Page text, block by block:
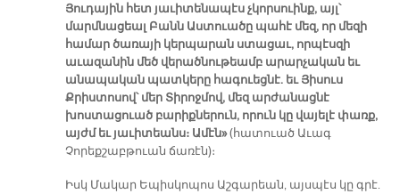
Յուդային հետ յաւիտենապէս չկորսուինք, այլ՝
մարմնացեալ Բանն Աստուածը պահէ մեզ, որ մեզի
համար ծառայի կերպարան ստացաւ, որպէսզի
աւազանին մեծ վերածնութեամբ արարչական եւ
անապական պատկերը հագուեցնէ. եւ Յիսուս
Քրիստոսով՝ մեր Տիրոջմով, մեզ արժանացնէ
խոստացուած բարիքներուն, որուն կը վայելէ փառք,
այժմ եւ յաւիտեանս։ Ամէն»(հատուած Աւագ
Չորեքշաբթուան ճառէն)։
Իսկ Մակար Եպիսկոպոս Աշգարեան, այսպէս կը գրէ.